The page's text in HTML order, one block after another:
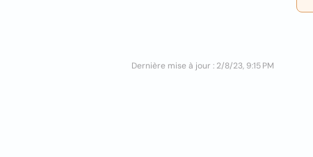
Dernière mise à jour : 2/8/23, 9:15 PM